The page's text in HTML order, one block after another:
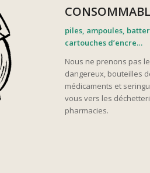
piles, ampoules,
cartouches d’encre…
Nous ne prenons pas
dangereux, bouteilles
médicaments et
vous vers les
pharmacies.